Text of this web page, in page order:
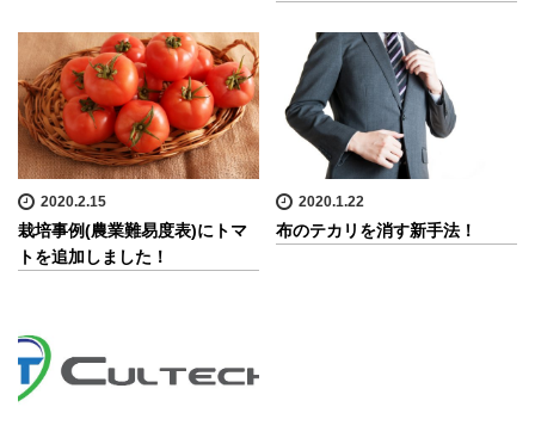
2020.2.15
栽培事例(農業難易度表)にトマ
トを追加しました！
2020.1.22
布のテカリを消す新手法！